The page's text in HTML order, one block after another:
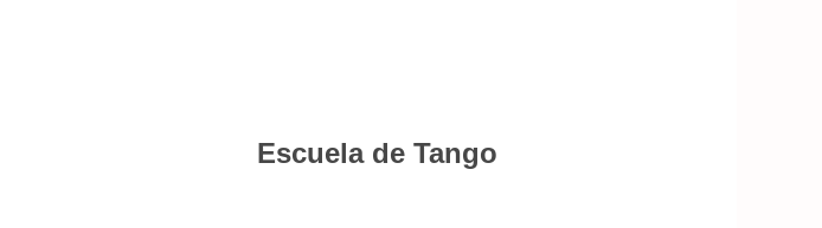
Escuela de Tango